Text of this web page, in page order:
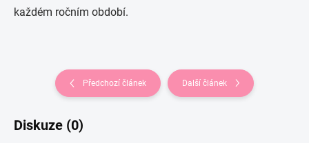
každém ročním období.
Předchozí článek Další článek
Diskuze (0)